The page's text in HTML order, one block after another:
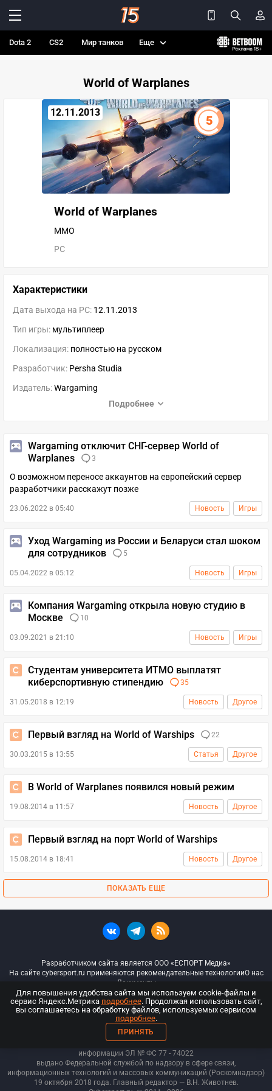
Dota 2 CS2 Мир танков Еще
World of Warplanes
12.11.2013
5
World of Warplanes
MMO
PC
Характеристики
Дата выхода на PC: 12.11.2013
Тип игры: мультиплеер
Локализация: полностью на русском
Разработчик: Persha Studia
Издатель:Wargaming
Подробнее
Wargaming отключит СНГ-сервер World of
Warplanes
3
О возможном переносе аккаунтов на европейский сервер
разработчики расскажут позже
23.06.2022 в 05:40 Новость Игры
Уход Wargaming из России и Беларуси стал шоком
для сотрудников
5
05.04.2022 в 05:12 Новость Игры
Компания Wargaming открыла новую студию в
Москве
10
03.09.2021 в 21:10 Новость Игры
Студентам университета ИТМО выплатят
киберспортивную стипендию
35
31.05.2018 в 12:19 Новость Другое
Первый взгляд на World of Warships 22
30.03.2015 в 13:55 Статья Другое
В World of Warplanes появился новый режим
19.08.2014 в 11:57 Новость Другое
Первый взгляд на порт World of Warships
15.08.2014 в 18:41 Новость Другое
ПОКАЗАТЬ ЕЩЕ
Разработчиком сайта является ООО «ЕСПОРТ Медиа»
На сайте cybersport.ru применяются рекомендательные технологииО нас
Документы
© ООО «Киберспорт.ру» — Все права защищены
18+
ООО «Киберспорт.ру». Свидетельство о регистрации средств массовой
информации ЭЛ № ФС 77 - 74022
выдано Федеральной службой по надзору в сфере связи,
информационных технологий и массовых коммуникаций (Роскомнадзор)
19 октября 2018 года. Главный редактор — В.Н. Животнев.
Для повышения удобства сайта мы используем cookie-файлы и
сервис Яндекс.Метрика подробнее. Продолжая использовать сайт,
вы соглашаетесь на обработку файлов, используемых сервисом
подробнее.
ПРИНЯТЬ